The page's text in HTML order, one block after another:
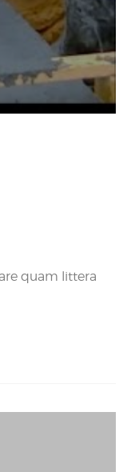
quam littera